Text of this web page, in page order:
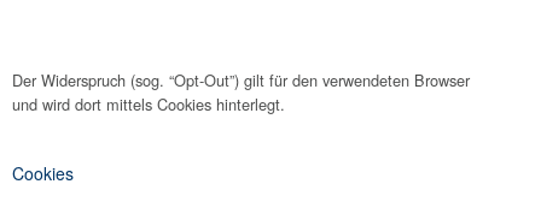
Der Widerspruch (sog. “Opt-Out”) gilt für den verwendeten Browser
und wird dort mittels Cookies hinterlegt.
Cookies